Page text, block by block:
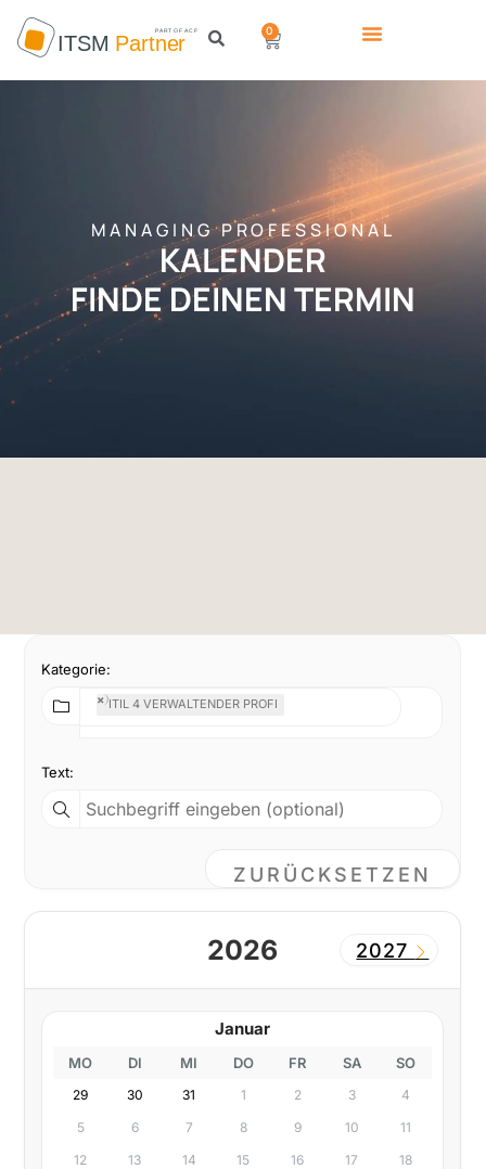
0
MANAGING PROFESSIONAL
KALENDER
FINDE DEINEN TERMIN
Kategorie:
×ITIL 4 VERWALTENDER PROFI
Text:
ZURÜCKSETZEN
2026 2027
Januar
MO DI MI DO FR SA SO
29 30 31 1 2 3
4
5
6 7 8 9 10
11
12
13 14 15 16 17
18